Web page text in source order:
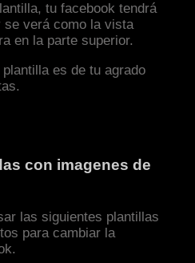
tu facebook tendrá
se verá como la vista
en la parte superior.
es de tu agrado
con imagenes de
las siguientes plantillas
para cambiar la